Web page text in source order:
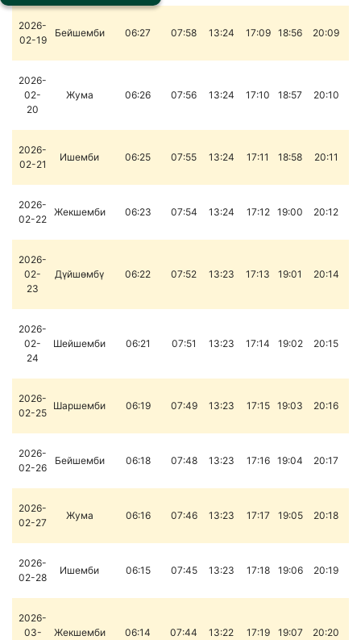
2026-
02-19
Бейшемби 06:27 07:58 13:24 17:09 18:56 20:09
2026-
02-
20
Жума 06:26 07:56 13:24 17:10 18:57 20:10
2026-
02-21
Ишемби 06:25 07:55 13:24 17:11 18:58 20:11
2026-
02-22
Жекшемби 06:23 07:54 13:24 17:12 19:00 20:12
2026-
02-
23
Дүйшөмбү 06:22 07:52 13:23 17:13 19:01 20:14
2026-
02-
24
Шейшемби 06:21 07:51 13:23 17:14 19:02 20:15
2026-
02-25
Шаршемби 06:19 07:49 13:23 17:15 19:03 20:16
2026-
02-26
Бейшемби 06:18 07:48 13:23 17:16 19:04 20:17
2026-
02-27
Жума 06:16 07:46 13:23 17:17 19:05 20:18
2026-
02-28
Ишемби 06:15 07:45 13:23 17:18 19:06 20:19
2026-
03-
Жекшемби 06:14 07:44 13:22 17:19 19:07 20:20